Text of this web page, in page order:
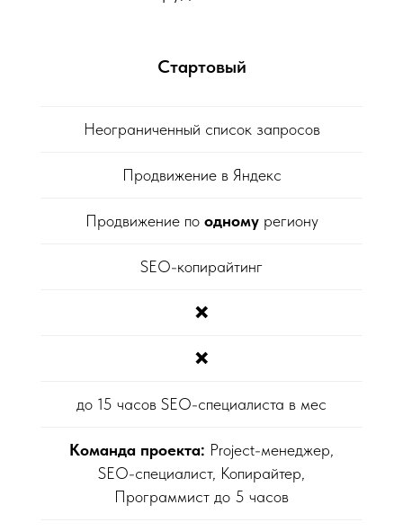
Стартовый
Неограниченный список запросов
Продвижение в Яндекс
Продвижение по одному региону
SEO-копирайтинг
❌
❌
до 15 часов SEO-специалиста в мес
Команда проекта: Project-менеджер,
SEO-специалист, Копирайтер,
Программист до 5 часов